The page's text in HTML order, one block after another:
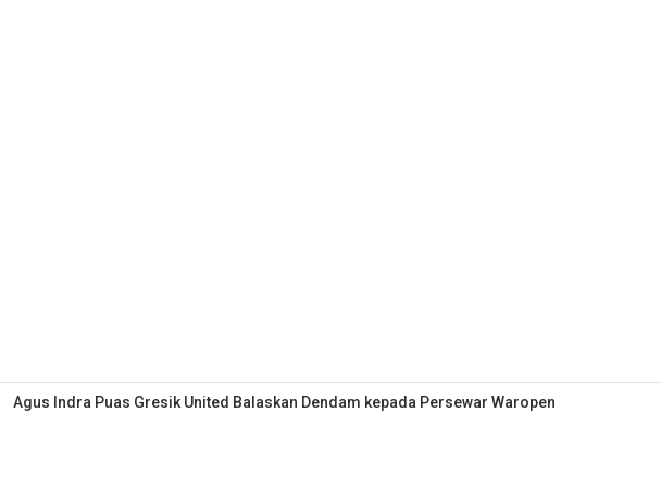
Agus Indra Puas Gresik United Balaskan Dendam kepada Persewar Waropen